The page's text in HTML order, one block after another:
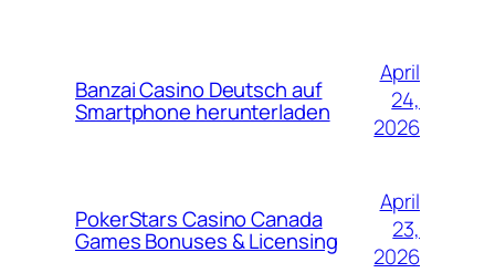
Banzai Casino Deutsch auf
Smartphone herunterladen
April
24,
2026
PokerStars Casino Canada
Games Bonuses & Licensing
April
23,
2026